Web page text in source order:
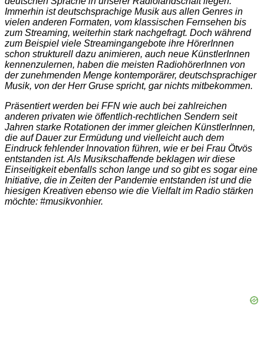
Immerhin ist deutschsprachige Musik aus allen Genres in
vielen anderen Formaten, vom klassischen Fernsehen bis
zum Streaming, weiterhin stark nachgefragt. Doch während
zum Beispiel viele Streamingangebote ihre HörerInnen
schon strukturell dazu animieren, auch neue KünstlerInnen
kennenzulernen, haben die meisten RadiohörerInnen von
der zunehmenden Menge kontemporärer, deutschsprachiger
Musik, von der Herr Gruse spricht, gar nichts mitbekommen.
Präsentiert werden bei FFN wie auch bei zahlreichen
anderen privaten wie öffentlich-rechtlichen Sendern seit
Jahren starke Rotationen der immer gleichen KünstlerInnen,
die auf Dauer zur Ermüdung und vielleicht auch dem
Eindruck fehlender Innovation führen, wie er bei Frau Ötvös
entstanden ist. Als Musikschaffende beklagen wir diese
Einseitigkeit ebenfalls schon lange und so gibt es sogar eine
Initiative, die in Zeiten der Pandemie entstanden ist und die
hiesigen Kreativen ebenso wie die Vielfalt im Radio stärken
möchte: #musikvonhier.